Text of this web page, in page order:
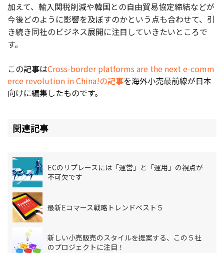
加えて、輸入関税削減や韓国との自由貿易協定締結などが
今後どのように影響を及ぼすのかという点も合わせて、引
き続き同社のビジネス展開に注目していきたいところで
す。
この記事はCross-border platforms are the next e-comm
erce revolution in China!の記事を海外小売最前線が日本
向けに編集したものです。
関連記事
ECのリプレースには「運営」と「運用」の視点が
不可欠です
最新Eコマース戦略トレンドベスト５
新しい小売販売のスタイルを提案する、この５社
のプロジェクトに注目！